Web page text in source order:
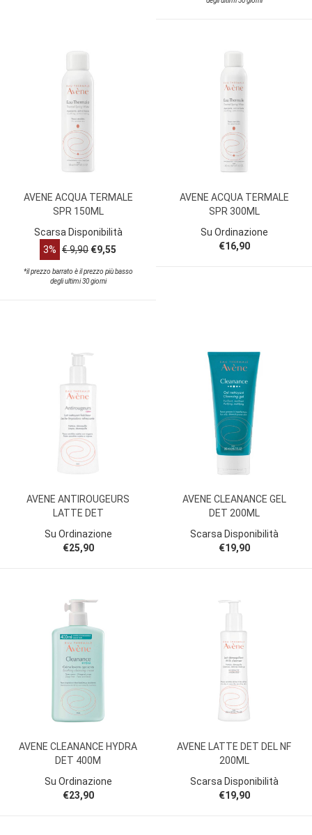
AVENE ACQUA TERMALE
SPR 150ML
Scarsa Disponibilità
3% € 9,90 €9,55
*il prezzo barrato è il prezzo più basso
degli ultimi 30 giorni
AVENE ACQUA TERMALE
SPR 300ML
Su Ordinazione
€16,90
AVENE ANTIROUGEURS
LATTE DET
Su Ordinazione
€25,90
AVENE CLEANANCE GEL
DET 200ML
Scarsa Disponibilità
€19,90
AVENE CLEANANCE HYDRA
DET 400M
Su Ordinazione
€23,90
AVENE LATTE DET DEL NF
200ML
Scarsa Disponibilità
€19,90